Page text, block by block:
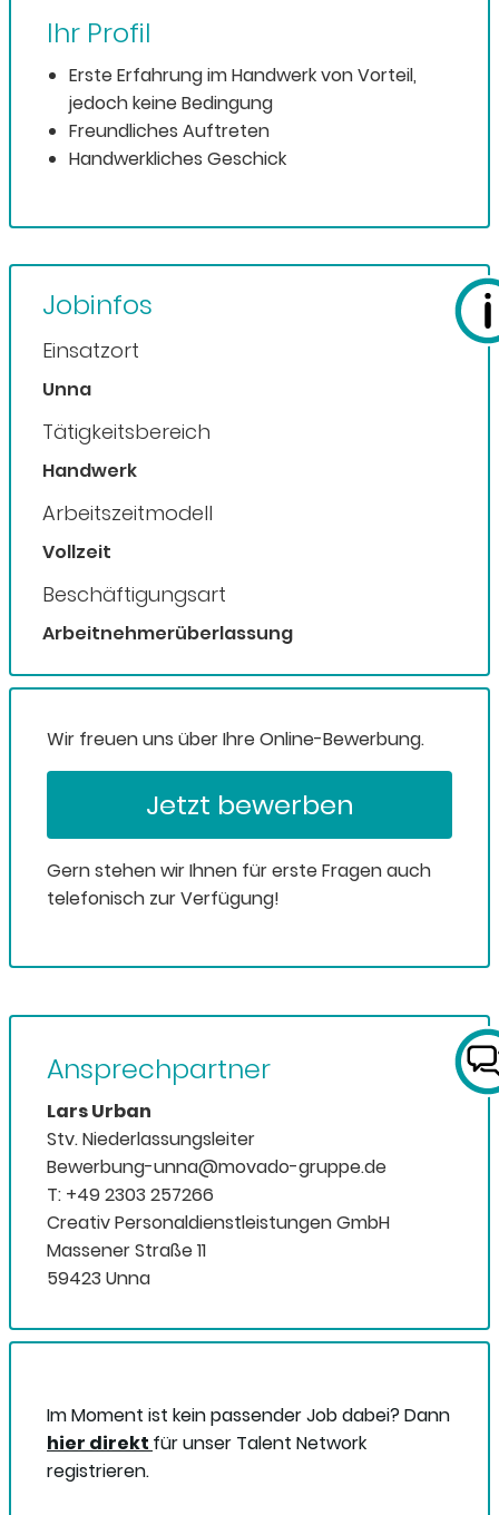
Ihr Profil
Erste Erfahrung im Handwerk von Vorteil,
jedoch keine Bedingung
Freundliches Auftreten
Handwerkliches Geschick
Jobinfos
Einsatzort
Unna
Tätigkeitsbereich
Handwerk
Arbeitszeitmodell
Vollzeit
Beschäftigungsart
Arbeitnehmerüberlassung
Wir freuen uns über Ihre Online-Bewerbung.
Jetzt bewerben
Gern stehen wir Ihnen für erste Fragen auch
telefonisch zur Verfügung!
Ansprechpartner
Lars Urban
Stv. Niederlassungsleiter
Bewerbung-unna@movado-gruppe.de
T: +49 2303 257266
Creativ Personaldienstleistungen GmbH
Massener Straße 11
59423 Unna
Im Moment ist kein passender Job dabei? Dann
hier direkt für unser Talent Network
registrieren.